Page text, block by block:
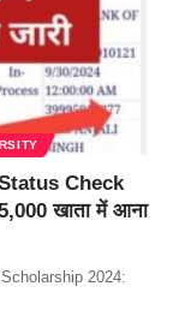
Check
खाता में आना
2024: